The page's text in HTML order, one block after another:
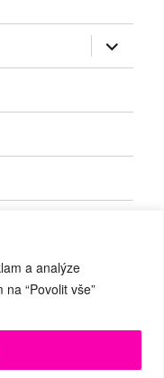
a analýze
“Povolit vše”
Zobrazit
položky